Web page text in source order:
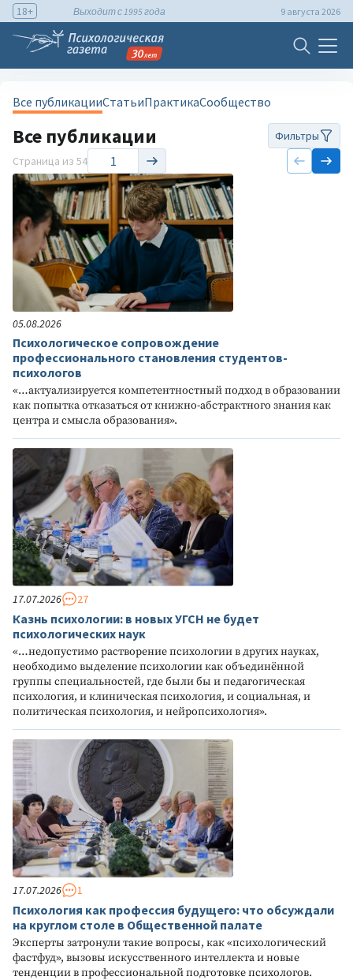
18+ Выходит с 1995 года 9 августа 2026
Все публикацииСтатьиПрактикаСообщество
Все публикации
Фильтры
Страница из 54
05.08.2026
Психологическое сопровождение
профессионального становления студентов-
психологов
«…актуализируется компетентностный подход в образовании
как попытка отказаться от книжно-абстрактного знания как
центра и смысла образования».
17.07.2026 27
Казнь психологии: в новых УГСН не будет
психологических наук
«…недопустимо растворение психологии в других науках,
необходимо выделение психологии как объединённой
группы специальностей, где были бы и педагогическая
психология, и клиническая психология, и социальная, и
политическая психология, и нейропсихология».
17.07.2026 1
Психология как профессия будущего: что обсуждали
на круглом столе в Общественной палате
Эксперты затронули такие вопросы, как «психологический
фастфуд», вызовы искусственного интеллекта и новые
тенденции в профессиональной подготовке психологов.